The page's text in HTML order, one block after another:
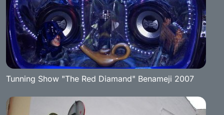
Tunning Show "The Red Diamand" Benameji 2007